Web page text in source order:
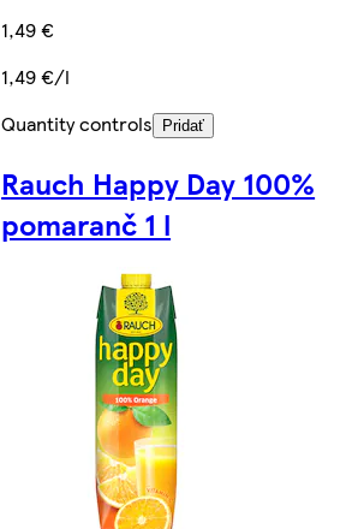
1,49 €
1,49 €/l
Quantity controls Pridať
Rauch Happy Day 100%
pomaranč 1 l